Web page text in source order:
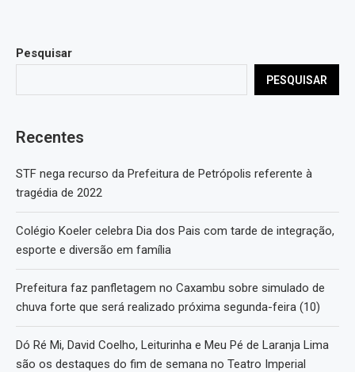
Pesquisar
PESQUISAR
Recentes
STF nega recurso da Prefeitura de Petrópolis referente à
tragédia de 2022
Colégio Koeler celebra Dia dos Pais com tarde de integração,
esporte e diversão em família
Prefeitura faz panfletagem no Caxambu sobre simulado de
chuva forte que será realizado próxima segunda-feira (10)
Dó Ré Mi, David Coelho, Leiturinha e Meu Pé de Laranja Lima
são os destaques do fim de semana no Teatro Imperial